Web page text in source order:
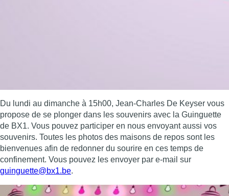
Du lundi au dimanche à 15h00, Jean-Charles De Keyser vous
propose de se plonger dans les souvenirs avec la Guinguette
de BX1. Vous pouvez participer en nous envoyant aussi vos
souvenirs. Toutes les photos des maisons de repos sont les
bienvenues afin de redonner du sourire en ces temps de
confinement. Vous pouvez les envoyer par e-mail sur
guinguette@bx1.be.